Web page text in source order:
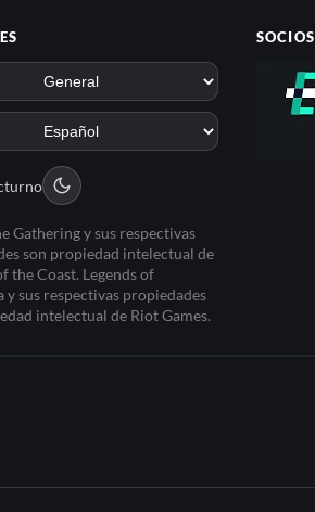
Gathering y sus respectivas
son propiedad intelectual de
the Coast. Legends of
y sus respectivas propiedades
intelectual de Riot Games.
SOCIOS